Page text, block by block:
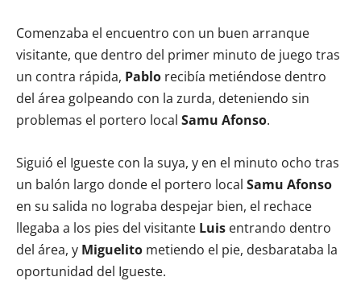
Comenzaba el encuentro con un buen arranque
visitante, que dentro del primer minuto de juego tras
un contra rápida, Pablo recibía metiéndose dentro
del área golpeando con la zurda, deteniendo sin
problemas el portero local Samu Afonso.
Siguió el Igueste con la suya, y en el minuto ocho tras
un balón largo donde el portero local Samu Afonso
en su salida no lograba despejar bien, el rechace
llegaba a los pies del visitante Luis entrando dentro
del área, y Miguelito metiendo el pie, desbarataba la
oportunidad del Igueste.